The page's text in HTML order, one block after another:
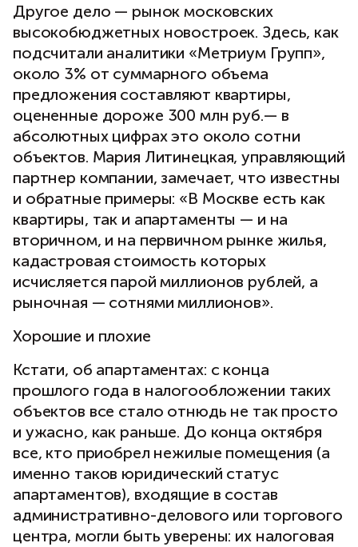
Другое дело — рынок московских
высокобюджетных новостроек. Здесь, как
подсчитали аналитики «Метриум Групп»,
около 3% от суммарного объема
предложения составляют квартиры,
оцененные дороже 300 млн руб.— в
абсолютных цифрах это около сотни
объектов. Мария Литинецкая, управляющий
партнер компании, замечает, что известны
и обратные примеры: «В Москве есть как
квартиры, так и апартаменты — и на
вторичном, и на первичном рынке жилья,
кадастровая стоимость которых
исчисляется парой миллионов рублей, а
рыночная — сотнями миллионов».
Хорошие и плохие
Кстати, об апартаментах: с конца
прошлого года в налогообложении таких
объектов все стало отнюдь не так просто
и ужасно, как раньше. До конца октября
все, кто приобрел нежилые помещения (а
именно таков юридический статус
апартаментов), входящие в состав
административно-делового или торгового
центра, могли быть уверены: их налоговая